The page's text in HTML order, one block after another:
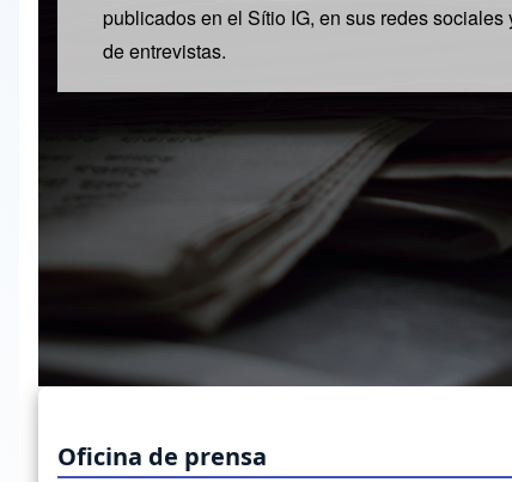
publicados en el Sítio IG, en sus redes
de entrevistas.
Oficina de prensa